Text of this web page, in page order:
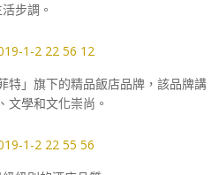
步調。
特」旗下的精品飯店品牌，該品牌講
文學和文化崇尚。